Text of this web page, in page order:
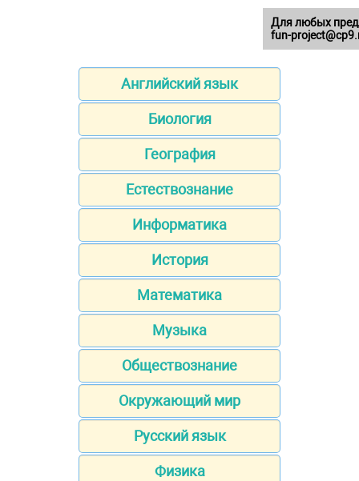
Английский язык
Биология
География
Естествознание
Информатика
История
Математика
Музыка
Обществознание
Окружающий мир
Русский язык
Физика
Для любых
fun-